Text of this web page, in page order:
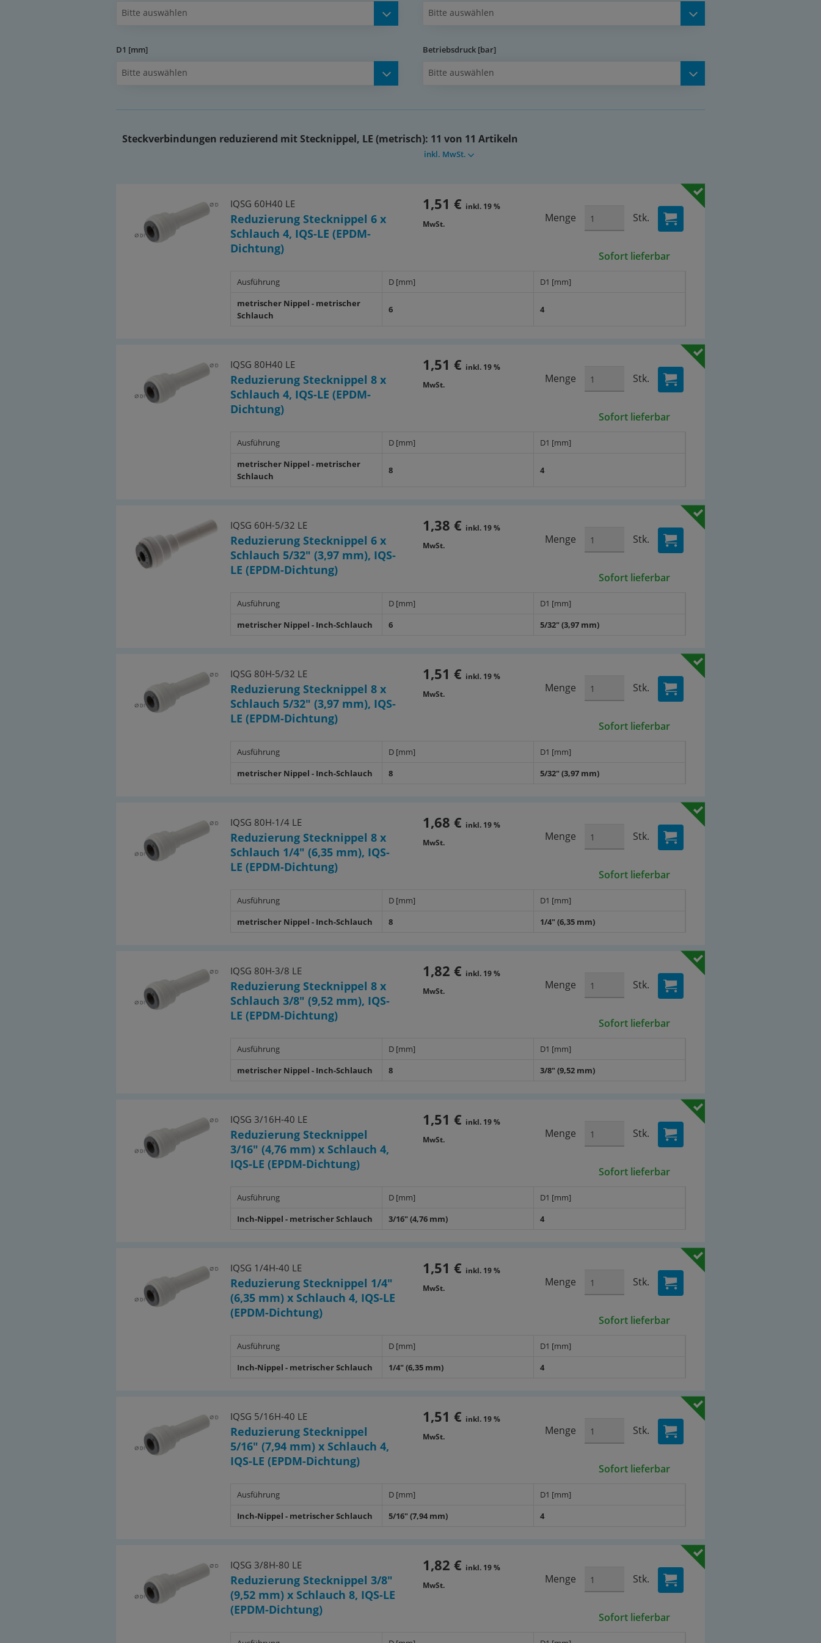
Betriebsdruck = 16 bar * 0,69 = 11 bar
Dokumentation: Entscheidungshilfe für die Auswahl von
(PDF)
Bitte auswählen Bitte auswählen
D1 [mm]
Bitte auswählen
Betriebsdruck [bar]
Bitte auswählen
Steckverbindungen reduzierend mit Stecknippel, LE (metrisch): 11 von 11 Artikeln
inkl. MwSt.
IQSG 60H40 LE
Reduzierung Stecknippel 6 x
Schlauch 4, IQS-LE (EPDM-
Dichtung)
1,51 € inkl. 19 %
MwSt.
Menge Stk.
Sofort lieferbar
Ausführung D [mm]
D1 [mm]
metrischer Nippel - metrischer
Schlauch
6 4
IQSG 80H40 LE
Reduzierung Stecknippel 8 x
Schlauch 4, IQS-LE (EPDM-
Dichtung)
1,51 € inkl. 19 %
MwSt.
Menge Stk.
Sofort lieferbar
Ausführung D [mm]
D1 [mm]
metrischer Nippel - metrischer
Schlauch
8 4
IQSG 60H-5/32 LE
Reduzierung Stecknippel 6 x
Schlauch 5/32" (3,97 mm), IQS-
LE (EPDM-Dichtung)
1,38 € inkl. 19 %
MwSt.
Menge Stk.
Sofort lieferbar
Ausführung D [mm]
D1 [mm]
metrischer Nippel - Inch-Schlauch
6 5/32" (3,97 mm)
IQSG 80H-5/32 LE
Reduzierung Stecknippel 8 x
Schlauch 5/32" (3,97 mm), IQS-
LE (EPDM-Dichtung)
1,51 € inkl. 19 %
MwSt.
Menge Stk.
Sofort lieferbar
Ausführung D [mm]
D1 [mm]
metrischer Nippel - Inch-Schlauch
8 5/32" (3,97 mm)
IQSG 80H-1/4 LE
Reduzierung Stecknippel 8 x
Schlauch 1/4" (6,35 mm), IQS-
LE (EPDM-Dichtung)
1,68 € inkl. 19 %
MwSt.
Menge Stk.
Sofort lieferbar
Ausführung D [mm]
D1 [mm]
metrischer Nippel - Inch-Schlauch
8 1/4" (6,35 mm)
IQSG 80H-3/8 LE
Reduzierung Stecknippel 8 x
Schlauch 3/8" (9,52 mm), IQS-
LE (EPDM-Dichtung)
1,82 € inkl. 19 %
MwSt.
Menge Stk.
Sofort lieferbar
Ausführung D [mm]
D1 [mm]
metrischer Nippel - Inch-Schlauch
8 3/8" (9,52 mm)
IQSG 3/16H-40 LE
Reduzierung Stecknippel
3/16" (4,76 mm) x Schlauch 4,
IQS-LE (EPDM-Dichtung)
1,51 € inkl. 19 %
MwSt.
Menge Stk.
Sofort lieferbar
Ausführung D [mm]
D1 [mm]
Inch-Nippel - metrischer Schlauch
3/16" (4,76 mm) 4
IQSG 1/4H-40 LE
Reduzierung Stecknippel 1/4"
(6,35 mm) x Schlauch 4, IQS-LE
(EPDM-Dichtung)
1,51 € inkl. 19 %
MwSt.
Menge Stk.
Sofort lieferbar
Ausführung D [mm]
D1 [mm]
Inch-Nippel - metrischer Schlauch
1/4" (6,35 mm) 4
IQSG 5/16H-40 LE
Reduzierung Stecknippel
5/16" (7,94 mm) x Schlauch 4,
IQS-LE (EPDM-Dichtung)
1,51 € inkl. 19 %
MwSt.
Menge Stk.
Sofort lieferbar
Ausführung D [mm]
D1 [mm]
Inch-Nippel - metrischer Schlauch
5/16" (7,94 mm) 4
IQSG 3/8H-80 LE
Reduzierung Stecknippel 3/8"
(9,52 mm) x Schlauch 8, IQS-LE
(EPDM-Dichtung)
1,82 € inkl. 19 %
MwSt.
Menge Stk.
Sofort lieferbar